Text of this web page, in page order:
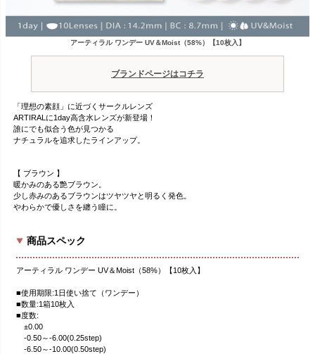
アーティラル ワンデー UV＆Moist（58%）【10枚入】
ブランドページはコチラ
「理想の素顔」に近づくサークルレンズ
ARTIRALに1day高含水レンズが新登場！
誰にでも似合う色が見つかる
ナチュラルを追求したラインアップ。
【 ブラウン 】
暖かみのある艶ブラウン。
少し赤みのあるブラウンはツヤツヤと明るく発色。
やわらかで優しさを纏う瞳に。
商品スペック
アーティラル ワンデー UV＆Moist（58%）【10枚入】
■使用期限:1日使い捨て（ワンデー）
■数量:1箱10枚入
■度数:
±0.00
-0.50～-6.00(0.25step)
-6.50～-10.00(0.50step)